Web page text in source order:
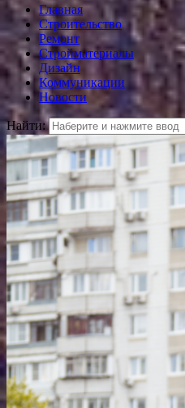
Главная
Строительство
Ремонт
Стройматериалы
Дизайн
Коммуникации
Новости
Найти: